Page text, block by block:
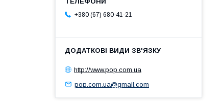
+380 (67) 680-41-21
http://www.pop.com.ua
pop.com.ua@gmail.com